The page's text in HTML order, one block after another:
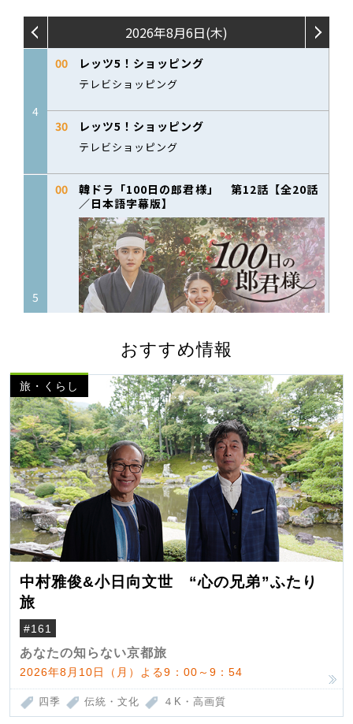
おすすめ情報
旅・くらし
中村雅俊&小日向文世 “心の兄弟”ふたり
旅
#161
あなたの知らない京都旅
2026年8月10日（月）よる9：00～9：54
四季 伝統・文化 ４K・高画質